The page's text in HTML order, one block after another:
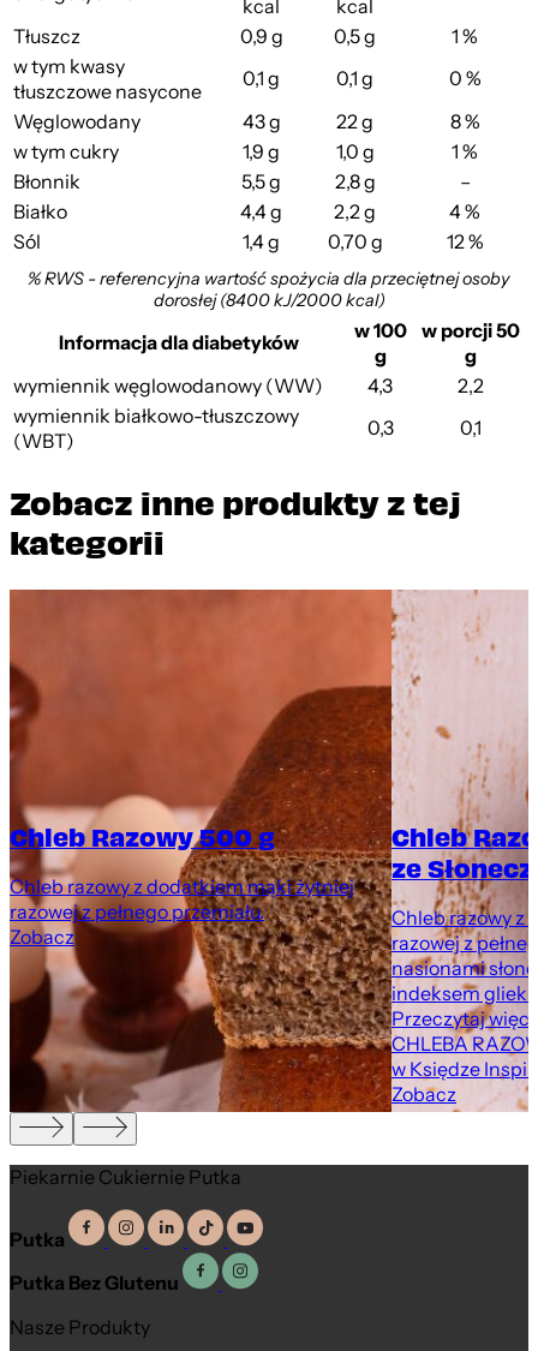
kcal
kcal
Tłuszcz
0,9 g 0,5 g
1 %
w tym kwasy
tłuszczowe nasycone
0,1 g 0,1 g
0 %
Węglowodany
43 g 22 g
8 %
w tym cukry
1,9 g 1,0 g
1 %
Błonnik
5,5 g 2,8 g
–
Białko
4,4 g 2,2 g
4 %
Sól
1,4 g 0,70 g 12 %
% RWS - referencyjna wartość spożycia dla przeciętnej osoby
dorosłej (8400 kJ/2000 kcal)
Informacja dla diabetyków
w 100
g
w porcji 50
g
wymiennik węglowodanowy (WW)
4,3
2,2
wymiennik białkowo-tłuszczowy
(WBT)
0,3 0,1
Zobacz inne produkty z tej
kategorii
Chleb Razowy 500 g
Chleb razowy z dodatkiem mąki żytniej
razowej z pełnego przemiału.
Zobacz
Chleb
ze
Chleb razowy z
razowej z
nasionami
indeksem
Przeczytaj
CHLEBA
w Księdze
Zobacz
Piekarnie Cukiernie Putka
Putka
Putka Bez Glutenu
Nasze Produkty